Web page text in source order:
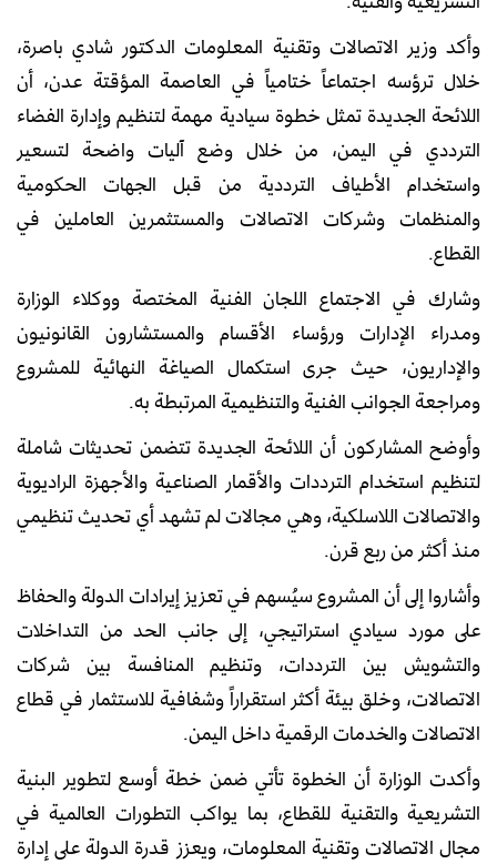
وأكد وزير الاتصالات وتقنية المعلومات الدكتور شادي باصرة،
خلال ترؤسه اجتماعاً ختامياً في العاصمة المؤقتة عدن، أن
اللائحة الجديدة تمثل خطوة سيادية مهمة لتنظيم وإدارة الفضاء
الترددي في اليمن، من خلال وضع آليات واضحة لتسعير
واستخدام الأطياف الترددية من قبل الجهات الحكومية
والمنظمات وشركات الاتصالات والمستثمرين العاملين في
القطاع.
وشارك في الاجتماع اللجان الفنية المختصة ووكلاء الوزارة
ومدراء الإدارات ورؤساء الأقسام والمستشارون القانونيون
والإداريون، حيث جرى استكمال الصياغة النهائية للمشروع
ومراجعة الجوانب الفنية والتنظيمية المرتبطة به.
وأوضح المشاركون أن اللائحة الجديدة تتضمن تحديثات شاملة
لتنظيم استخدام الترددات والأقمار الصناعية والأجهزة الراديوية
والاتصالات اللاسلكية، وهي مجالات لم تشهد أي تحديث تنظيمي
منذ أكثر من ربع قرن.
وأشاروا إلى أن المشروع سيُسهم في تعزيز إيرادات الدولة والحفاظ
على مورد سيادي استراتيجي، إلى جانب الحد من التداخلات
والتشويش بين الترددات، وتنظيم المنافسة بين شركات
الاتصالات، وخلق بيئة أكثر استقراراً وشفافية للاستثمار في قطاع
الاتصالات والخدمات الرقمية داخل اليمن.
وأكدت الوزارة أن الخطوة تأتي ضمن خطة أوسع لتطوير البنية
التشريعية والتقنية للقطاع، بما يواكب التطورات العالمية في
مجال الاتصالات وتقنية المعلومات، ويعزز قدرة الدولة على إدارة